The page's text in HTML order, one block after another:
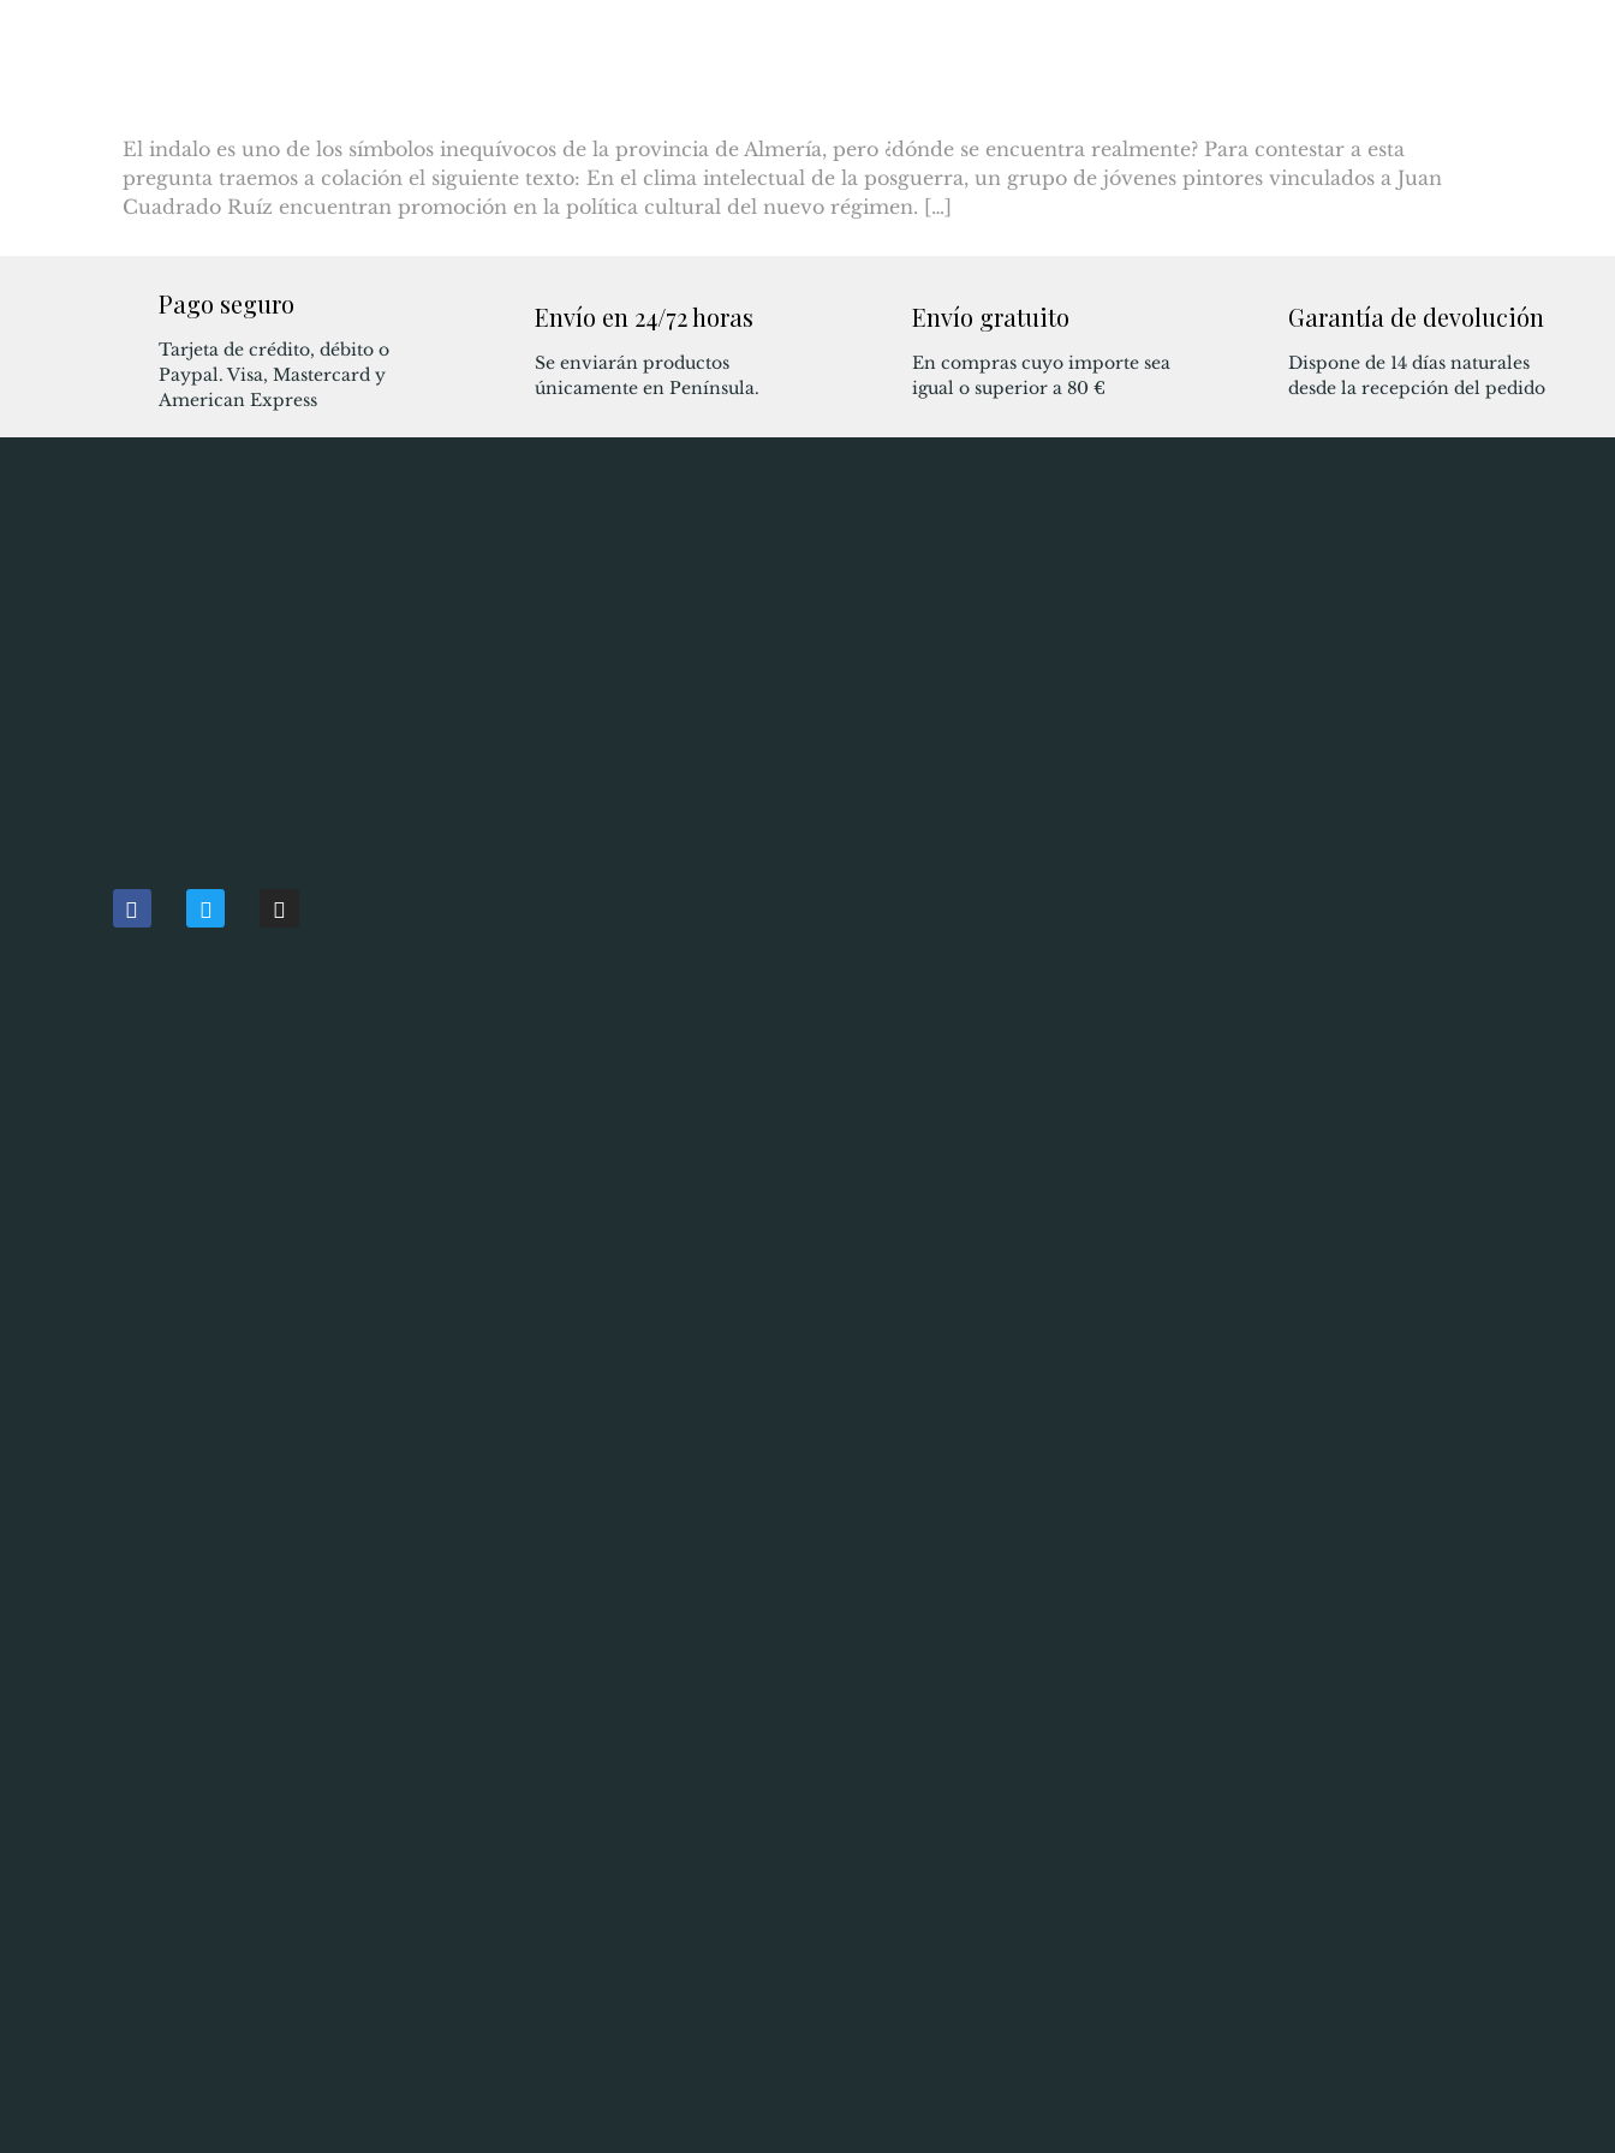
El indalo es uno de los símbolos inequívocos de la provincia de Almería, pero ¿dónde se encuentra realmente? Para contestar a esta
pregunta traemos a colación el siguiente texto: En el clima intelectual de la posguerra, un grupo de jóvenes pintores vinculados a Juan
Cuadrado Ruíz encuentran promoción en la política cultural del nuevo régimen. […]
Pago seguro
Tarjeta de crédito, débito o
Paypal. Visa, Mastercard y
American Express
Envío en 24/72 horas
Se enviarán productos
únicamente en Península.
Envío gratuito
En compras cuyo importe sea
igual o superior a 80 €
Garantía de devolución
Dispone de 14 días naturales
desde la recepción del pedido